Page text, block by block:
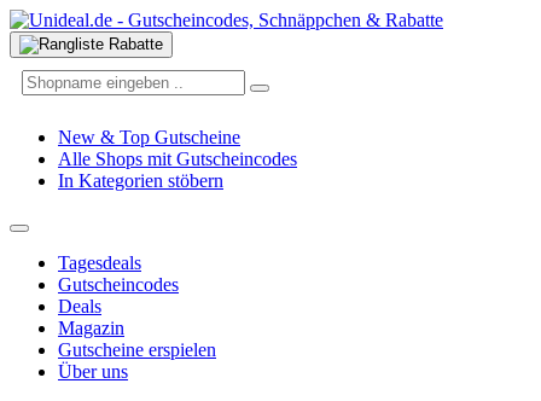
New & Top Gutscheine
Alle Shops mit Gutscheincodes
In Kategorien stöbern
Tagesdeals
Gutscheincodes
Deals
Magazin
Gutscheine erspielen
Über uns